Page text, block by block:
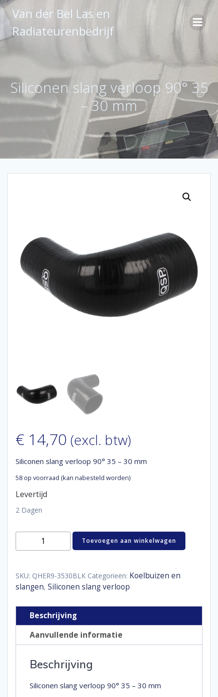
Ga
naar
inhoud
Van der Bel Las en
Radiateurenbedrijf
Siliconen slang verloop 90° 35
– 30 mm
€ 14,70 (excl. btw)
Siliconen slang verloop 90° 35 – 30 mm
58 op voorraad (kan nabesteld worden)
Levertijd
2 Dagen
Siliconen
35
-
mm
aantal
Toevoegen aan winkelwagen
SKU: QHER9-3530BLK Categorieën: Koelbuizen en
slangen, Siliconen slang verloop
Beschrijving
Aanvullende informatie
Beschrijving
Siliconen slang verloop 90° 35 – 30 mm